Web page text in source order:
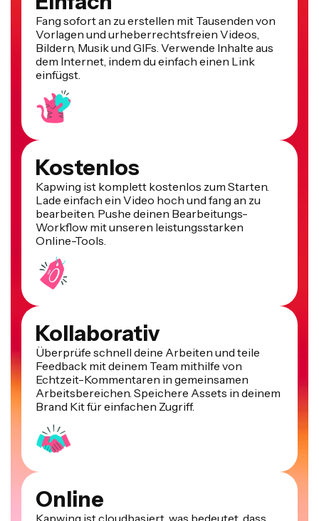
Fang sofort an zu erstellen mit Tausenden von
Vorlagen und urheberrechtsfreien Videos,
Bildern, Musik und GIFs. Verwende Inhalte aus
dem Internet, indem du einfach einen Link
einfügst.
Kostenlos
Kapwing ist komplett kostenlos zum Starten.
Lade einfach ein Video hoch und fang an zu
bearbeiten. Pushe deinen Bearbeitungs-
Workflow mit unseren leistungsstarken
Online-Tools.
Kollaborativ
Überprüfe schnell deine Arbeiten und teile
Feedback mit deinem Team mithilfe von
Echtzeit-Kommentaren in gemeinsamen
Arbeitsbereichen. Speichere Assets in deinem
Brand Kit für einfachen Zugriff.
Online